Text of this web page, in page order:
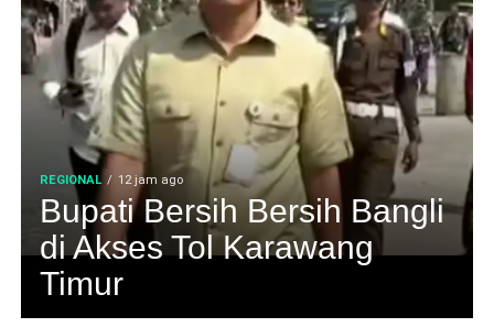
REGIONAL 12 jam ago
Bupati Bersih Bersih Bangli
di Akses Tol Karawang
Timur